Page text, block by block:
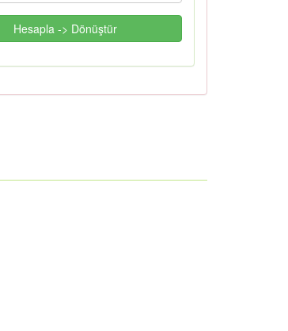
Hesapla -> Dönüştür